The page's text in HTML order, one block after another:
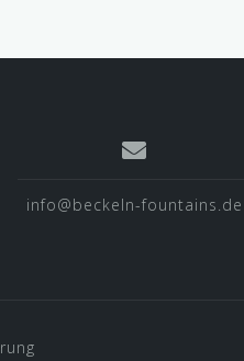
info@beckeln-fountains.de